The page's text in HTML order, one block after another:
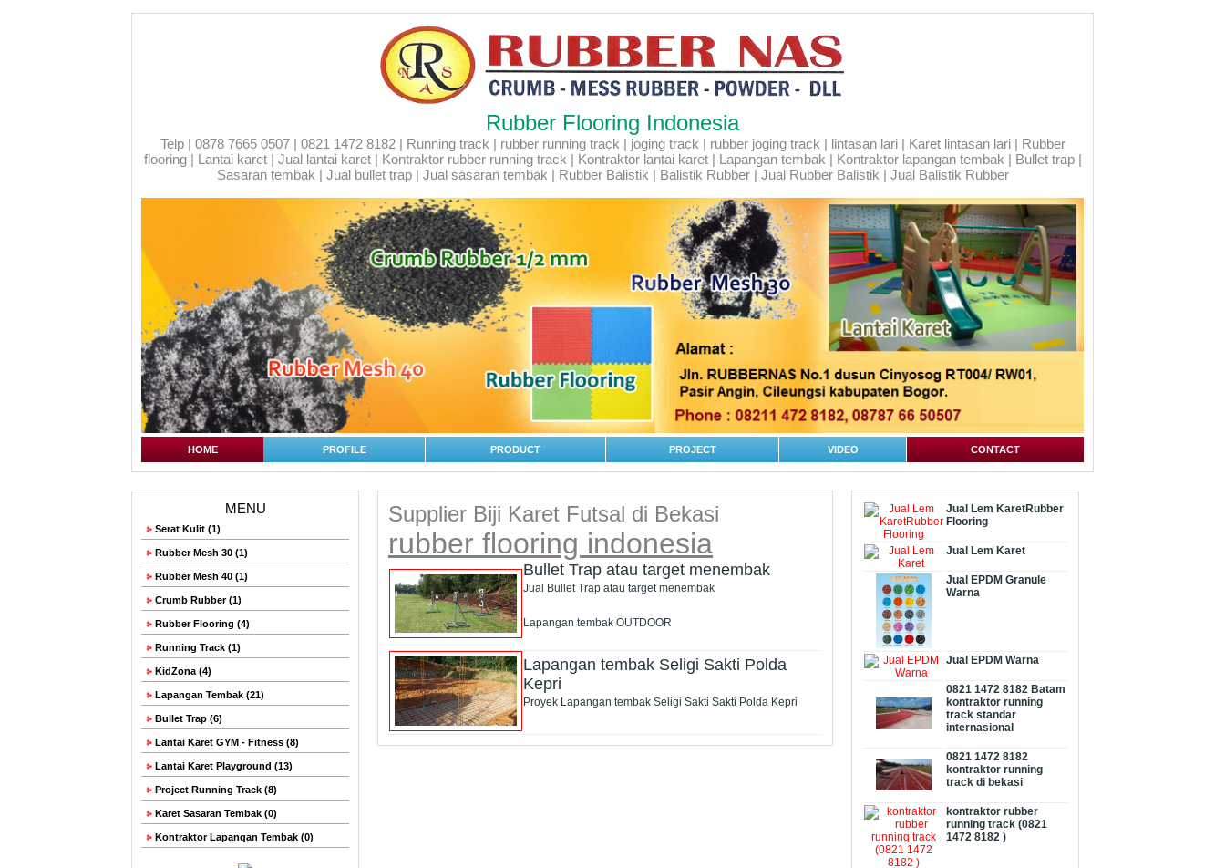
Rubber Flooring Indonesia
Telp | 0878 7665 0507 | 0821 1472 8182 | Running track | rubber running track | joging track | rubber joging track | lintasan lari | Karet lintasan lari | Rubber
flooring | Lantai karet | Jual lantai karet | Kontraktor rubber running track | Kontraktor lantai karet | Lapangan tembak | Kontraktor lapangan tembak | Bullet trap |
Sasaran tembak | Jual bullet trap | Jual sasaran tembak | Rubber Balistik | Balistik Rubber | Jual Rubber Balistik | Jual Balistik Rubber
HOME PROFILE PRODUCT PROJECT VIDEO CONTACT
MENU
Serat Kulit (1)
Rubber Mesh 30 (1)
Rubber Mesh 40 (1)
Crumb Rubber (1)
Rubber Flooring (4)
Running Track (1)
KidZona (4)
Lapangan Tembak (21)
Bullet Trap (6)
Lantai Karet GYM - Fitness (8)
Lantai Karet Playground (13)
Project Running Track (8)
Karet Sasaran Tembak (0)
Kontraktor Lapangan Tembak (0)
Supplier Biji Karet Futsal di Bekasi
rubber flooring indonesia
Bullet Trap atau target menembak
Jual Bullet Trap atau target menembak
Lapangan tembak OUTDOOR
Lapangan tembak Seligi Sakti Polda
Kepri
Proyek Lapangan tembak Seligi Sakti Sakti Polda Kepri
Jual Lem KaretRubber
Flooring
Jual Lem Karet
Jual EPDM Granule
Warna
Jual EPDM Warna
0821 1472 8182 Batam
kontraktor running
track standar
internasional
0821 1472 8182
kontraktor running
track di bekasi
kontraktor rubber
running track (0821
1472 8182 )